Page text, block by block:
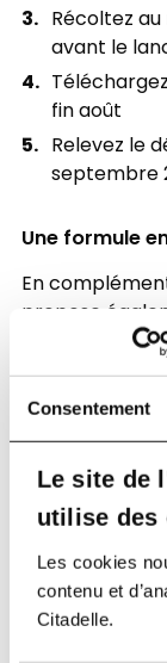
Consentement
Le site de
utilise des
Les cookies
contenu et
Citadelle.
Récoltez
avant le
fin août
Relevez le
septembre
Une formule
En
propose
19 et 20
invités à
sur des
distances et
organisme),
formule
des